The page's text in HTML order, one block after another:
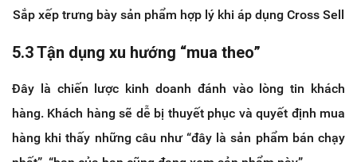
Sắp xếp trưng bày sản phẩm hợp lý khi áp dụng Cross Sell
5.3 Tận dụng xu hướng “mua theo”
Đây là chiến lược kinh doanh đánh vào lòng tin khách
hàng. Khách hàng sẽ dễ bị thuyết phục và quyết định mua
hàng khi thấy những câu như “đây là sản phẩm bán chạy